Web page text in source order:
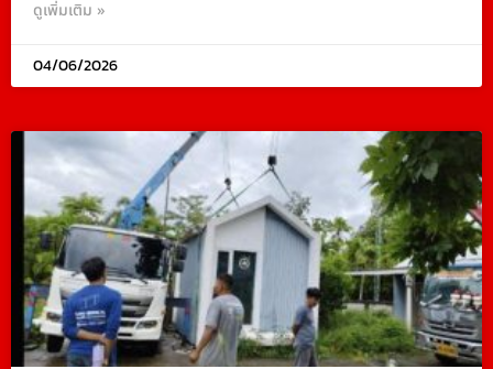
ดูเพิ่มเติม »
04/06/2026